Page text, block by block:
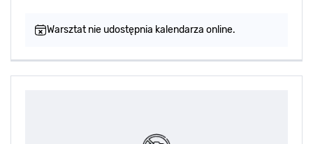
Warsztat nie udostępnia kalendarza online.